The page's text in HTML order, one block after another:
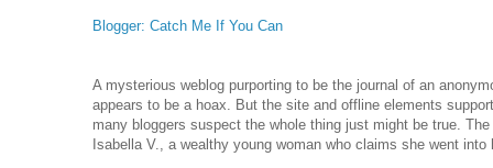
Blogger: Catch Me If You Can
A mysterious weblog purporting to be the journal of an
appears to be a hoax. But the site and offline elements
many bloggers suspect the whole thing just might be true.
Isabella V., a wealthy young woman who claims she went